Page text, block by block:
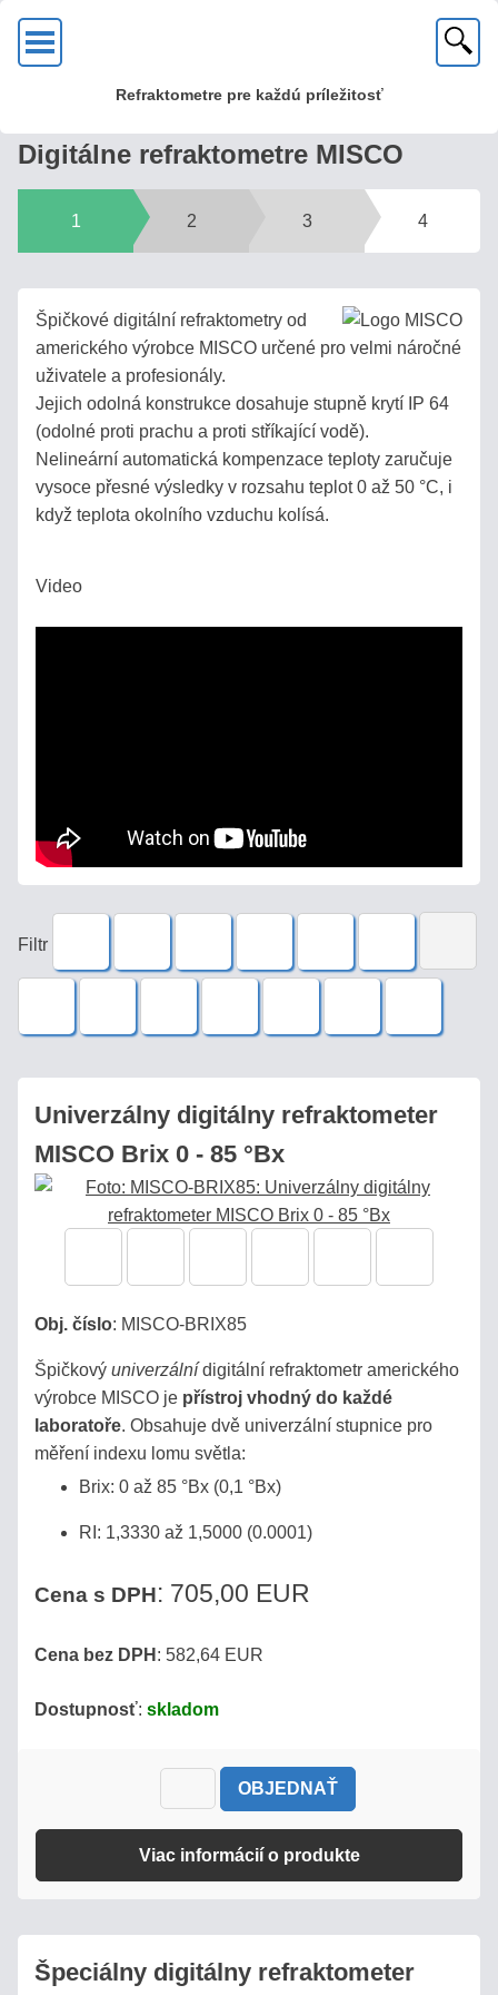
Refraktometre pre každú príležitosť
Digitálne refraktometre MISCO
1 2 3 4
Špičkové digitální refraktometry od
amerického výrobce MISCO určené pro velmi náročné
uživatele a profesionály.
Jejich odolná konstrukce dosahuje stupně krytí IP 64
(odolné proti prachu a proti stříkající vodě).
Nelineární automatická kompenzace teploty zaručuje
vysoce přesné výsledky v rozsahu teplot 0 až 50 °C, i
když teplota okolního vzduchu kolísá.
Video
Filtr
Univerzálny digitálny refraktometer
MISCO Brix 0 - 85 °Bx
Obj. číslo: MISCO-BRIX85
Špičkový univerzálnídigitální refraktometr amerického
výrobce MISCO je přístroj vhodný do každé
laboratoře. Obsahuje dvě univerzální stupnice pro
měření indexu lomu světla:
Brix: 0 až 85 °Bx (0,1 °Bx)
RI: 1,3330 až 1,5000 (0.0001)
Cena s DPH: 705,00 EUR
Cena bez DPH : 582,64 EUR
Dostupnosť: skladom
OBJEDNAŤ
Viac informácií o produkte
Špeciálny digitálny refraktometer
zakúpite
kovové
optické
refraktometre
s mosadznou
hlavou
sklenenou
optikou!
Pozrite
biedne
VÍNO
PÁLENKY
PIVO
SÉRIA
BRIX
URINÁTY
SLANÉ
ROZTOKY,
SOĽANKY
MLIEČNE
NA
REFRAKTOMETRE
DIGITÁLNE
REFRAKTOMETRE
COFFEE